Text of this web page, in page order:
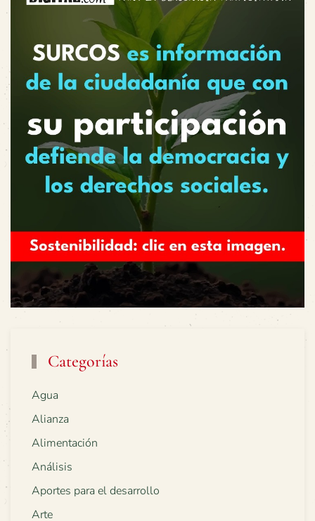
Categorías
Agua
Alianza
Alimentación
Análisis
Aportes para el desarrollo
Arte